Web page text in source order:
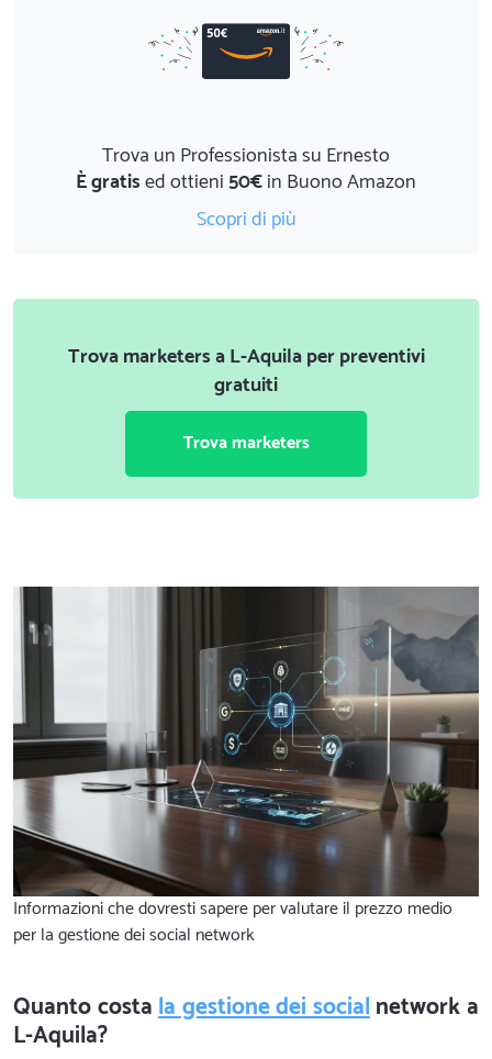
Trova un Professionista su Ernesto
È gratised ottieni50€in Buono Amazon
Scopri di più
Trova marketers a L-Aquila per preventivi
gratuiti
Trova marketers
Informazioni che dovresti sapere per valutare il prezzo medio
per la gestione dei social network
Quanto costala gestione dei socialnetwork a
L-Aquila?